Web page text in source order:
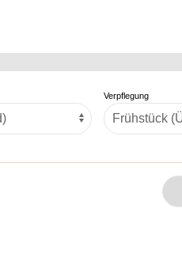
Verpflegung